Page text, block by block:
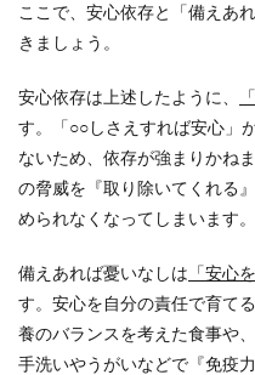
ここで、安心依存と「備えあ
きましょう。
安心依存は上述したように、
す。「○○しさえすれば安心」
ないため、依存が強まりかね
の脅威を『取り除いてくれる
められなくなってしまいます。
備えあれば憂いなしは 「安心
す。安心を自分の責任で育て
養のバランスを考えた食事や
手洗いやうがいなどで『免疫